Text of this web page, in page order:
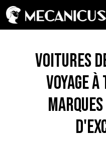
Voitures
voyage